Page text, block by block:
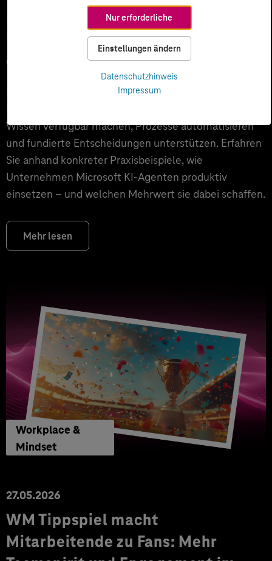
Nur erforderliche
Einstellungen ändern
Datenschutzhinweis
Impressum
Microsoft KI-Agenten: Wie
Unternehmen über Copilot hinaus
echten Mehrwert schaffen
Microsoft 365 Copilot ist für viele Unternehmen der
Einstieg in KI. Der nächste Schritt sind KI-Agenten, die
Wissen verfügbar machen, Prozesse automatisieren
und fundierte Entscheidungen unterstützen. Erfahren
Sie anhand konkreter Praxisbeispiele, wie
Unternehmen Microsoft KI-Agenten produktiv
einsetzen – und welchen Mehrwert sie dabei schaffen.
Mehr lesen
Workplace &
Mindset
27.05.2026
WM Tippspiel macht
Mitarbeitende zu Fans: Mehr